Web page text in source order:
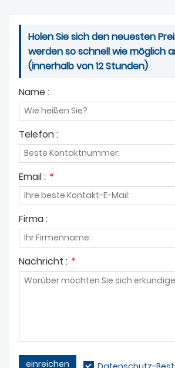
Holen Sie sich den neuesten
werden so schnell wie möglich
(innerhalb von 12 Stunden)
Name :
Telefon :
Email : *
Firma :
Nachricht : *
einreichen